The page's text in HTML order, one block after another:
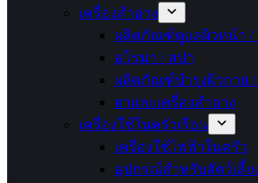
เครื่องสำอาง
ผลิตภัณฑ์ดูแลผิวหน้า /
อโรม่า / สปา
ผลิตภัณฑ์บำรุงผิวกาย /
ยาและเครื่องสำอาง
เครื่องใช้ในครัวเรือน
เครื่องใช้ไฟฟ้าในครัว
อุปกรณ์สำหรับสัตว์เลี้ย